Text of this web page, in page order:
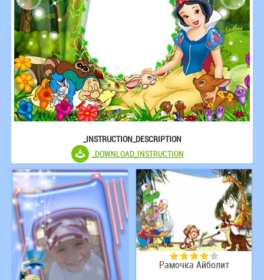
_INSTRUCTION_DESCRIPTION
_DOWNLOAD_INSTRUCTION
Рамочка Айболит